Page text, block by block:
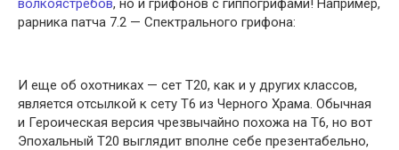
волкоястребов, но и грифонов с гиппогрифами! Например,
рарника патча 7.2 — Спектрального грифона:
И еще об охотниках — сет Т20, как и у других классов,
является отсылкой к сету Т6 из Черного Храма. Обычная
и Героическая версия чрезвычайно похожа на Т6, но вот
Эпохальный Т20 выглядит вполне себе презентабельно,